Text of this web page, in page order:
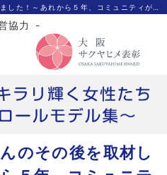
NO.4 赤松 真弥さんのその後を取材しました！～あれから５年、コミュニティが劇的に拡がりました～|特定非営利活動法人 女性と仕事研究所
協力 -
のその後を取材し